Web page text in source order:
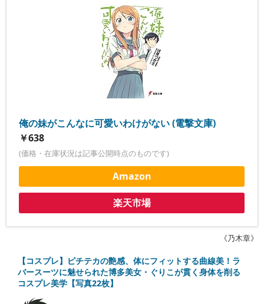
俺の妹がこんなに可愛いわけがない (電撃文庫)
￥638
(価格・在庫状況は記事公開時点のものです)
Amazon
楽天市場
《乃木章》
【コスプレ】ピチテカの艶感、体にフィットする曲線美！ラ
バースーツに魅せられた博多美女・ぐりこが貫く身体を削る
コスプレ美学【写真22枚】